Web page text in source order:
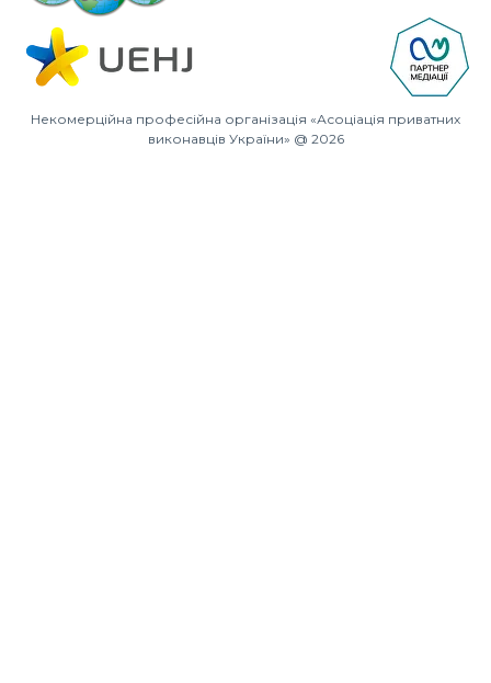
Некомерційна професійна організація «Асоціація приватних
виконавців України» @ 2026